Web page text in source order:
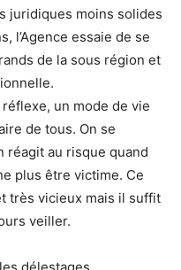
juridiques moins solides
l’Agence essaie de se
de la sous région et
un mode de vie
de tous. On se
réagit au risque quand
plus être victime. Ce
très vicieux mais il suffit
veiller.
délestages